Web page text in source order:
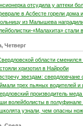
отсудила у аптеки
в Асбесте горели дома
из Малышева
«Малахита» стали
Четверг
области сменился
хризотил в Найроби
звездам:
трех пьяных водителей и
производитель
волейболисты в полуфинале
узнали, чем опасны